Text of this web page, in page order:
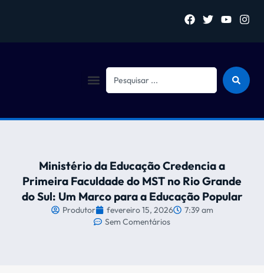
Ministério da Educação Credencia a
Primeira Faculdade do MST no Rio Grande
do Sul: Um Marco para a Educação Popular
Produtor fevereiro 15, 2026
7:39 am
Sem Comentários